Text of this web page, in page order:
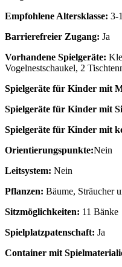
Empfohlene Altersklasse: 3-
Barrierefreier Zugang: Ja
Vorhandene Spielgeräte:
Vogelnestschaukel, 2
Spielgeräte für Kinder mit
Spielgeräte für Kinder mit
Spielgeräte für Kinder mit
Orientierungspunkte:Nein
Leitsystem: Nein
Pflanzen: Bäume, Sträucher
Sitzmöglichkeiten: 11 Bänke
Spielplatzpatenschaft: Ja
Container mit